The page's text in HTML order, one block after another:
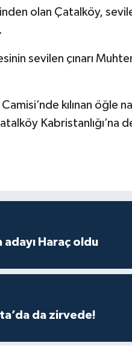
olan Çatalköy,
sevilen çınarı
kılınan öğle
Kabristanlığı’na
adayı Haraç oldu
da zirvede!